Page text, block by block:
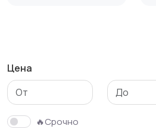
Цена
🔥Срочно